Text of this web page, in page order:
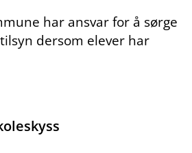
har ansvar for å sørge
dersom elever har